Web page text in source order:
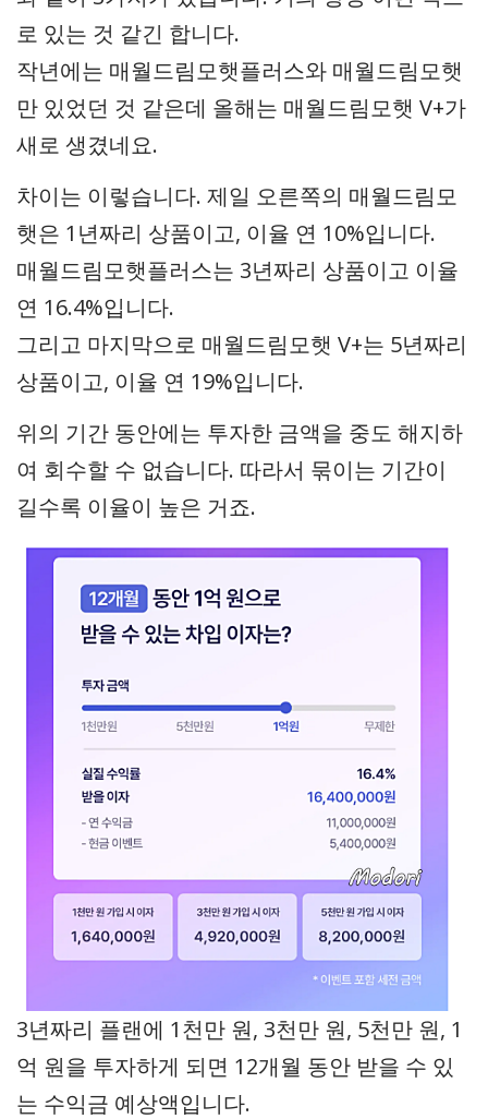
로 있는 것 같긴 합니다.
작년에는 매월드림모햇플러스와 매월드림모햇
만 있었던 것 같은데 올해는 매월드림모햇 V+가
새로 생겼네요.
차이는 이렇습니다. 제일 오른쪽의 매월드림모
햇은 1년짜리 상품이고, 이율 연 10%입니다.
매월드림모햇플러스는 3년짜리 상품이고 이율
연 16.4%입니다.
그리고 마지막으로 매월드림모햇 V+는 5년짜리
상품이고, 이율 연 19%입니다.
위의 기간 동안에는 투자한 금액을 중도 해지하
여 회수할 수 없습니다. 따라서 묶이는 기간이
길수록 이율이 높은 거죠.
3년짜리 플랜에 1천만 원, 3천만 원, 5천만 원, 1
억 원을 투자하게 되면 12개월 동안 받을 수 있
는 수익금 예상액입니다.